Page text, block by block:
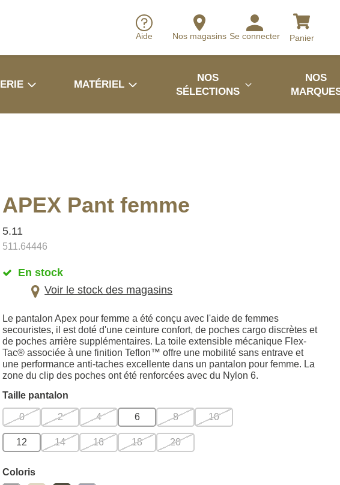
Aide Nos magasins Se connecter Panier
MATÉRIEL
NOS
SÉLECTIONS
NOS
APEX Pant femme
5.11
511.64446
En stock
Voir le stock des magasins
Le pantalon Apex pour femme a été conçu avec l'aide de femmes
secouristes, il est doté d'une ceinture confort, de poches cargo discrètes et
de poches arrière supplémentaires. La toile extensible mécanique Flex-
Tac® associée à une finition Teflon™ offre une mobilité sans entrave et
une performance anti-taches excellente dans un pantalon pour femme. La
zone du clip des poches ont été renforcées avec du Nylon 6.
Taille pantalon
0 2 4 6 8 10
12 14 16 18 20
Coloris